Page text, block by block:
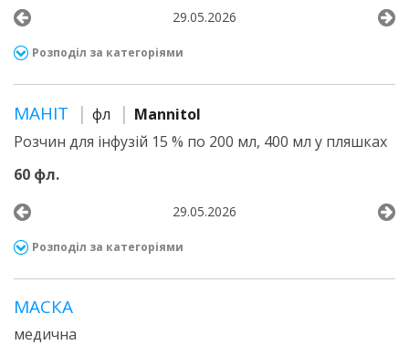
29.05.2026
Розподіл за категоріями
МАНІТ фл
Mannitol
Розчин для інфузій 15 % по 200 мл, 400 мл у пляшках
60 фл.
29.05.2026
Розподіл за категоріями
МАСКА
медична